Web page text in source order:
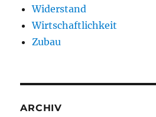
Widerstand
Wirtschaftlichkeit
Zubau
ARCHIV